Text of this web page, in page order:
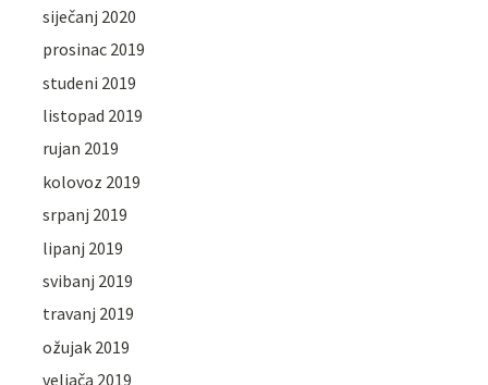
siječanj 2020
prosinac 2019
studeni 2019
listopad 2019
rujan 2019
kolovoz 2019
srpanj 2019
lipanj 2019
svibanj 2019
travanj 2019
ožujak 2019
veljača 2019